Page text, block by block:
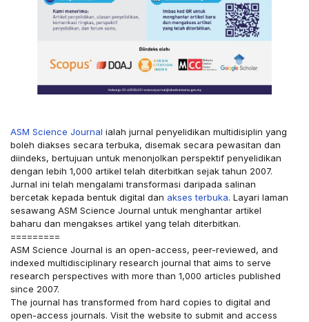
ASM Science Journal ialah jurnal penyelidikan multidisiplin yang
boleh diakses secara terbuka, disemak secara pewasitan dan
diindeks, bertujuan untuk menonjolkan perspektif penyelidikan
dengan lebih 1,000 artikel telah diterbitkan sejak tahun 2007.
Jurnal ini telah mengalami transformasi daripada salinan
bercetak kepada bentuk digital dan akses terbuka. Layari laman
sesawang ASM Science Journal untuk menghantar artikel
baharu dan mengakses artikel yang telah diterbitkan.
=========
ASM Science Journal is an open-access, peer-reviewed, and
indexed multidisciplinary research journal that aims to serve
research perspectives with more than 1,000 articles published
since 2007.
The journal has transformed from hard copies to digital and
open-access journals. Visit the website to submit and access